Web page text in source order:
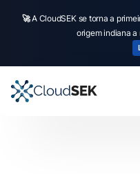
🚀A CloudSEK se torna a
origem indiana